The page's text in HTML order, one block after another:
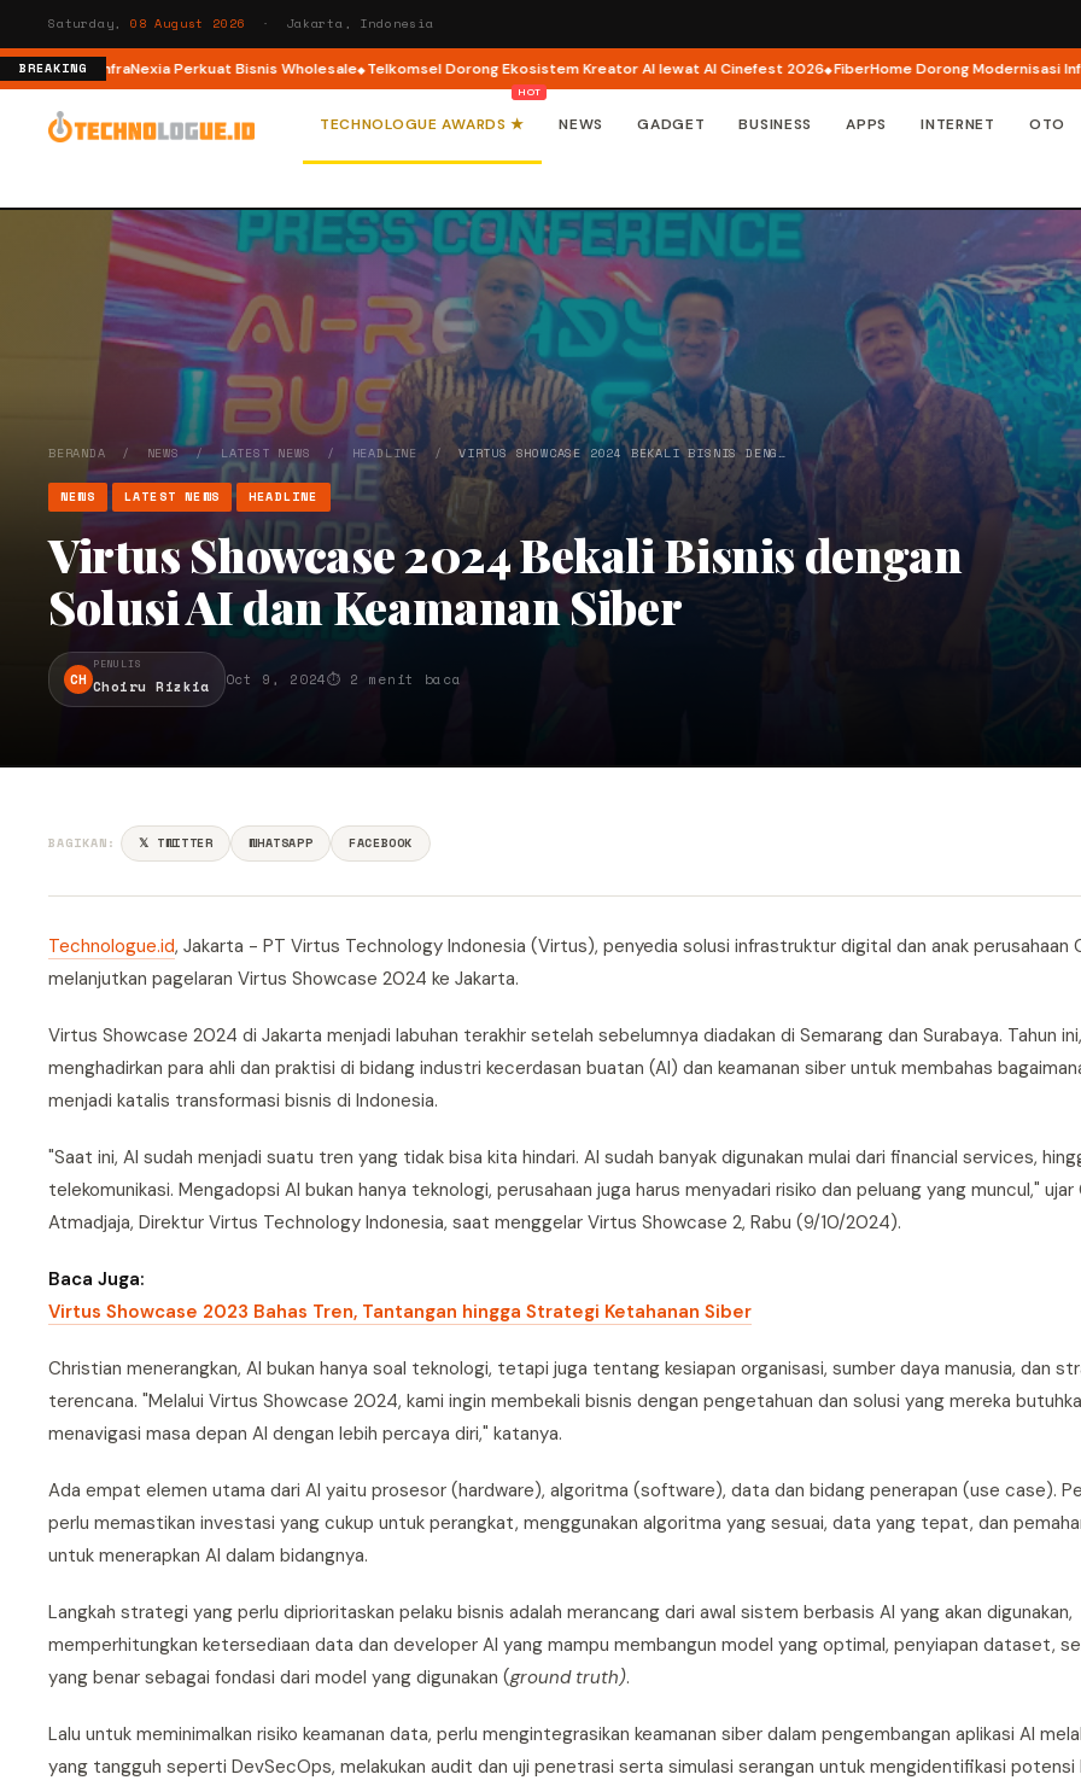
Saturday, 08 August 2026 · Jakarta, Indonesia
BREAKING
2, InfraNexia Perkuat Bisnis Wholesale Telkomsel Dorong Ekosistem Kreator AI lewat AI Cinefest 2026 FiberHome Dorong Modernisasi
TECHNOLOGUE AWARDS ★ NEWS GADGET BUSINESS APPS INTERNET OTO
BERANDA / NEWS /LATEST NEWS / HEADLINE/VIRTUS SHOWCASE 2024 BEKALI BISNIS DENG…
NEWS LATEST NEWS HEADLINE
Virtus Showcase 2024 Bekali Bisnis dengan
Solusi AI dan Keamanan Siber
CH
PENULIS
Choiru Rizkia Oct 9, 2024⏱ 2 menit baca
BAGIKAN: 𝕏 TWITTER WHATSAPP FACEBOOK
Technologue.id, Jakarta - PT Virtus Technology Indonesia (Virtus), penyedia solusi infrastruktur digital dan anak perusahaan
melanjutkan pagelaran Virtus Showcase 2024 ke Jakarta.
Virtus Showcase 2024 di Jakarta menjadi labuhan terakhir setelah sebelumnya diadakan di Semarang dan Surabaya. Tahun
menghadirkan para ahli dan praktisi di bidang industri kecerdasan buatan (AI) dan keamanan siber untuk membahas
menjadi katalis transformasi bisnis di Indonesia.
"Saat ini, AI sudah menjadi suatu tren yang tidak bisa kita hindari. AI sudah banyak digunakan mulai dari financial services,
telekomunikasi. Mengadopsi AI bukan hanya teknologi, perusahaan juga harus menyadari risiko dan peluang yang muncul," ujar
Atmadjaja, Direktur Virtus Technology Indonesia, saat menggelar Virtus Showcase 2, Rabu (9/10/2024).
Baca Juga:
Virtus Showcase 2023 Bahas Tren, Tantangan hingga Strategi Ketahanan Siber
Christian menerangkan, AI bukan hanya soal teknologi, tetapi juga tentang kesiapan organisasi, sumber daya manusia, dan
terencana. "Melalui Virtus Showcase 2024, kami ingin membekali bisnis dengan pengetahuan dan solusi yang mereka
menavigasi masa depan AI dengan lebih percaya diri," katanya.
Ada empat elemen utama dari AI yaitu prosesor (hardware), algoritma (software), data dan bidang penerapan (use case).
perlu memastikan investasi yang cukup untuk perangkat, menggunakan algoritma yang sesuai, data yang tepat, dan
untuk menerapkan AI dalam bidangnya.
Langkah strategi yang perlu diprioritaskan pelaku bisnis adalah merancang dari awal sistem berbasis AI yang akan digunakan,
memperhitungkan ketersediaan data dan developer AI yang mampu membangun model yang optimal, penyiapan dataset,
yang benar sebagai fondasi dari model yang digunakan (ground truth).
Lalu untuk meminimalkan risiko keamanan data, perlu mengintegrasikan keamanan siber dalam pengembangan aplikasi AI
yang tangguh seperti DevSecOps, melakukan audit dan uji penetrasi serta simulasi serangan untuk mengidentifikasi potensi